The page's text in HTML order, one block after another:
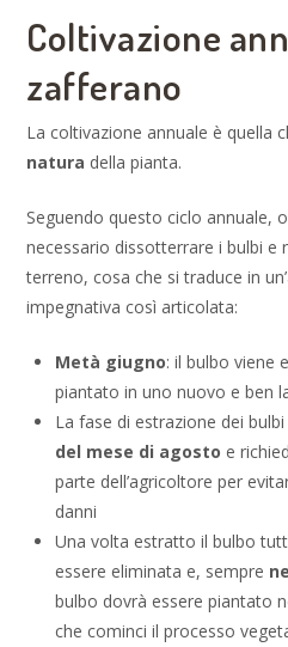
Coltivazione
zafferano
La coltivazione annuale è quella
natura della pianta.
Seguendo questo ciclo annuale,
necessario dissotterrare i bulbi e
terreno, cosa che si traduce in
impegnativa così articolata:
Metà giugno: il bulbo viene
piantato in uno nuovo e ben
La fase di estrazione dei
del mese di agosto e
parte dell’agricoltore per
danni
Una volta estratto il bulbo
essere eliminata e, sempre
bulbo dovrà essere piantato
che cominci il processo